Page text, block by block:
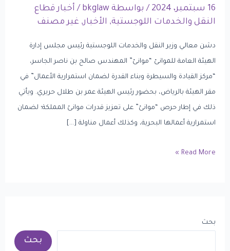
16 سبتمبر، 2024 / بواسطة bkglaw
/ أخبار قطاع
النقل والخدمات اللوجستية, الأخبار, غير مصنف
دشن معالي وزير النقل والخدمات اللوجستية رئيس مجلس إدارة
الهيئة العامة للموانئ “موانئ” المهندس صالح بن ناصر الجاسر،
“مركز القيادة والسيطرة وبناء القدرة لضمان استمرارية الأعمال” في
مقر الهيئة بالرياض، بحضور رئيس الهيئة عمر بن طلال حريري. ويأتي
ذلك في إطار حرص “موانئ” على تعزيز قدرات موانئ المملكة؛ لضمان
استمرارية أعمالها البحرية، وكذلك أعمال مناولة […]
هيئة
الموانئ
بالرياض
Read More »
بحث
بحث